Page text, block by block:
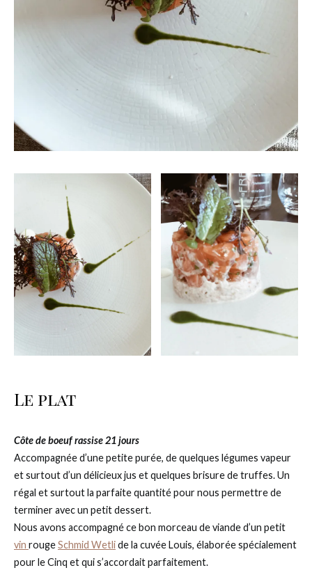
Le plat
Côte de boeuf rassise 21 jours
Accompagnée d’une petite purée, de quelques légumes vapeur
et surtout d’un délicieux jus et quelques brisure de truffes. Un
régal et surtout la parfaite quantité pour nous permettre de
terminer avec un petit dessert.
Nous avons accompagné ce bon morceau de viande d’un petit
vin rougeSchmid Wetlide la cuvée Louis, élaborée spécialement
pour le Cinq et qui s’accordait parfaitement.